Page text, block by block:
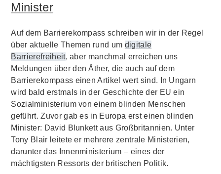
Minister
Auf dem Barrierekompass schreiben wir in der Regel
über aktuelle Themen rund um digitale
Barrierefreiheit, aber manchmal erreichen uns
Meldungen über den Äther, die auch auf dem
Barrierekompass einen Artikel wert sind. In Ungarn
wird bald erstmals in der Geschichte der EU ein
Sozialministerium von einem blinden Menschen
geführt. Zuvor gab es in Europa erst einen blinden
Minister: David Blunkett aus Großbritannien. Unter
Tony Blair leitete er mehrere zentrale Ministerien,
darunter das Innenministerium – eines der
mächtigsten Ressorts der britischen Politik.